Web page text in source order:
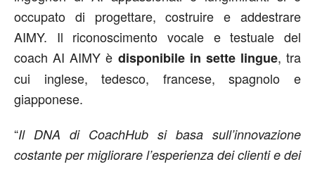
occupato di progettare, costruire e addestrare
AIMY. Il riconoscimento vocale e testuale del
coach AI AIMY è disponibile in sette lingue, tra
cui inglese, tedesco, francese, spagnolo e
giapponese.
“Il DNA di CoachHub si basa sull’innovazione
costante per migliorare l’esperienza dei clienti e dei